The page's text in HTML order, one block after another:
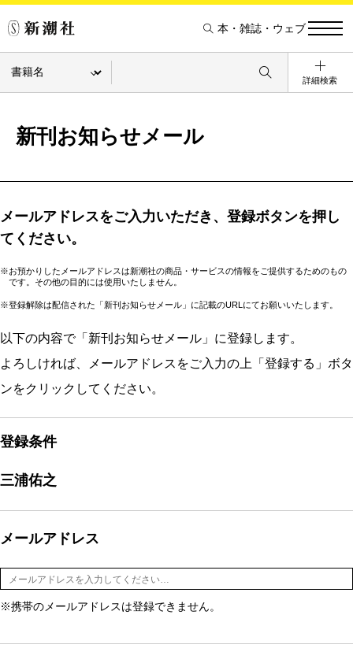
本・雑誌・ウェブ
詳細検索
新刊お知らせメール
メールアドレスをご入力いただき、登録ボタンを押し
てください。
※お預かりしたメールアドレスは新潮社の商品・サービスの情報をご提供するためのもの
です。その他の目的には使用いたしません。
※登録解除は配信された「新刊お知らせメール」に記載のURLにてお願いいたします。
以下の内容で「新刊お知らせメール」に登録します。
よろしければ、メールアドレスをご入力の上「登録する」ボタ
ンをクリックしてください。
登録条件
三浦佑之
メールアドレス
※携帯のメールアドレスは登録できません。